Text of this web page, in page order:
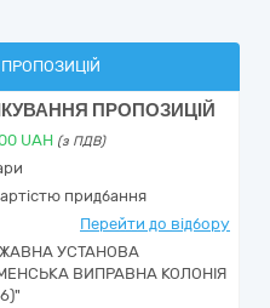
ПРОПОЗИЦІЙ
UAH (з ПДВ)
придбання
Перейти до відбору
УСТАНОВА
ВИПРАВНА КОЛОНІЯ